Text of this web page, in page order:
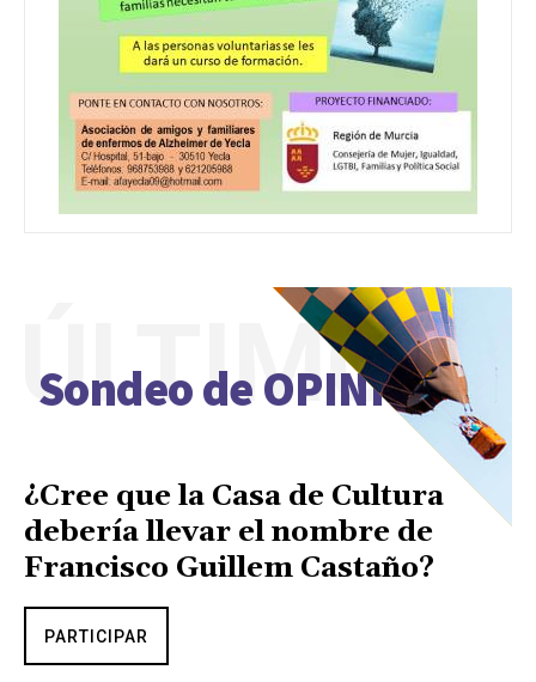
Sondeo de OPINIÓN
ÚLTIMO
¿Cree que la Casa de Cultura
debería llevar el nombre de
Francisco Guillem Castaño?
PARTICIPAR